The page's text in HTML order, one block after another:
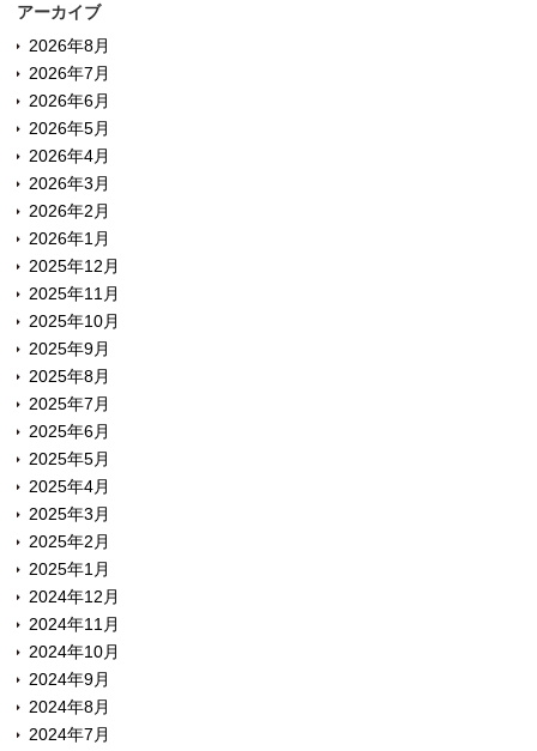
アーカイブ
2026年8月
2026年7月
2026年6月
2026年5月
2026年4月
2026年3月
2026年2月
2026年1月
2025年12月
2025年11月
2025年10月
2025年9月
2025年8月
2025年7月
2025年6月
2025年5月
2025年4月
2025年3月
2025年2月
2025年1月
2024年12月
2024年11月
2024年10月
2024年9月
2024年8月
2024年7月